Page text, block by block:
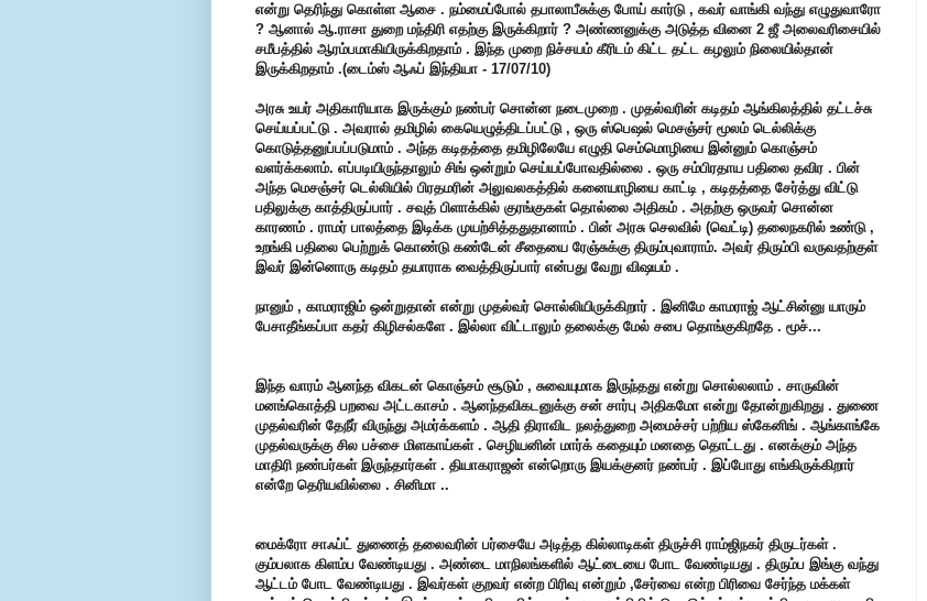
என்று தெரிந்து கொள்ள ஆசை . நம்மைப்போல் தபாலாபீசுக்கு போய் கார்டு , கவர் வாங்கி வந்து எழுதுவாரோ
? ஆனால் ஆ.ராசா துறை மந்திரி எதற்கு இருக்கிறார் ? அண்ணனுக்கு அடுத்த வினை 2 ஜீ அலைவரிசையில்
சமீபத்தில் ஆரம்பமாகியிருக்கிறதாம் . இந்த முறை நிச்சயம் கீரிடம் கிட்ட தட்ட கழலும் நிலையில்தான்
இருக்கிறதாம் .(டைம்ஸ் ஆஃப் இந்தியா - 17/07/10)
அரசு உயர் அதிகாரியாக இருக்கும் நண்பர் சொன்ன நடைமுறை . முதல்வரின் கடிதம் ஆங்கிலத்தில் தட்டச்சு
செய்யப்பட்டு . அவரால் தமிழில் கையெழுத்திடப்பட்டு , ஒரு ஸ்பெஷல் மெசஞ்சர் மூலம் டெல்லிக்கு
கொடுத்தனுப்பப்படுமாம் . அந்த கடிதத்தை தமிழிலேயே எழுதி செம்மொழியை இன்னும் கொஞ்சம்
வளர்க்கலாம். எப்படியிருந்தாலும் சிங் ஒன்றும் செய்யப்போவதில்லை . ஒரு சம்பிரதாய பதிலை தவிர . பின்
அந்த மெசஞ்சர் டெல்லியில் பிரதமரின் அலுவலகத்தில் கனையாழியை காட்டி , கடிதத்தை சேர்த்து விட்டு
பதிலுக்கு காத்திருப்பார் . சவுத் பிளாக்கில் குரங்குகள் தொல்லை அதிகம் . அதற்கு ஒருவர் சொன்ன
காரணம் . ராமர் பாலத்தை இடிக்க முயற்சித்ததுதானாம் . பின் அரசு செலவில் (வெட்டி) தலைநகரில் உண்டு ,
உறங்கி பதிலை பெற்றுக் கொண்டு கண்டேன் சீதையை ரேஞ்சுக்கு திரும்புவாராம். அவர் திரும்பி வருவதற்குள்
இவர் இன்னொரு கடிதம் தயாராக வைத்திருப்பார் என்பது வேறு விஷயம் .
நானும் , காமராஜிம் ஒன்றுதான் என்று முதல்வர் சொல்லியிருக்கிறார் . இனிமே காமராஜ் ஆட்சின்னு யாரும்
பேசாதீங்கப்பா கதர் கிழிசல்களே . இல்லா விட்டாலும் தலைக்கு மேல் சபை தொங்குகிறதே . மூச்...
இந்த வாரம் ஆனந்த விகடன் கொஞ்சம் சூடும் , சுவையுமாக இருந்தது என்று சொல்லலாம் . சாருவின்
மனங்கொத்தி பறவை அட்டகாசம் . ஆனந்தவிகடனுக்கு சன் சார்பு அதிகமோ என்று தோன்றுகிறது . துணை
முதல்வரின் தேநீர் விருந்து அமர்க்களம் . ஆதி திராவிட நலத்துறை அமைச்சர் பற்றிய ஸ்கேனிங் . ஆங்காங்கே
முதல்வருக்கு சில பச்சை மிளகாய்கள் . செழியனின் மார்க் கதையும் மனதை தொட்டது . எனக்கும் அந்த
மாதிரி நண்பர்கள் இருந்தார்கள் . தியாகராஜன் என்றொரு இயக்குனர் நண்பர் . இப்போது எங்கிருக்கிறார்
என்றே தெரியவில்லை . சினிமா ..
மைக்ரோ சாஃப்ட் துணைத் தலைவரின் பர்சையே அடித்த கில்லாடிகள் திருச்சி ராம்ஜிநகர் திருடர்கள் .
கும்பலாக கிளம்ப வேண்டியது . அண்டை மாநிலங்களில் ஆட்டையை போட வேண்டியது . திரும்ப இங்கு வந்து
ஆட்டம் போட வேண்டியது . இவர்கள் குறவர் என்ற பிரிவு என்றும் ,சேர்வை என்ற பிரிவை சேர்ந்த மக்கள்